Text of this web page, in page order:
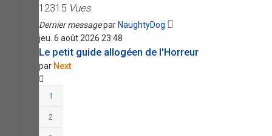
12315 Vues
Dernier messagepar NaughtyDog
jeu. 6 août 2026 23:48
Le petit guide allogéen de l'Horreur
par Next
1
2